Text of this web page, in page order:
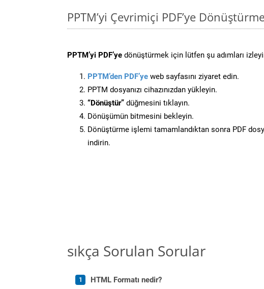
PPTM’yi Çevrimiçi PDF’ye
PPTM’yi PDF’ye dönüştürmek için lütfen şu adımları
PPTM’den PDF’ye web sayfasını ziyaret edin.
PPTM dosyanızı cihazınızdan yükleyin.
“Dönüştür” düğmesini tıklayın.
Dönüşümün bitmesini bekleyin.
Dönüştürme işlemi tamamlandıktan sonra PDF
indirin.
sıkça Sorulan Sorular
HTML Formatı nedir?